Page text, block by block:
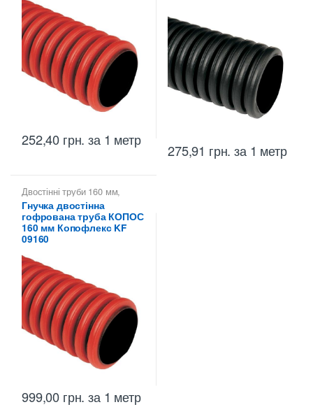
252,40 грн. за 1 метр
275,91 грн. за 1 метр
Двостінні труби 160 мм,
Копофлекс КОПОС — гнучкі
двостінні труби,Труби
двостінні KOPOS -
Копофлекс Коподур
Гнучка двостінна
гофрована труба КОПОС
160 мм Копофлекс KF
09160
999,00 грн. за 1 метр